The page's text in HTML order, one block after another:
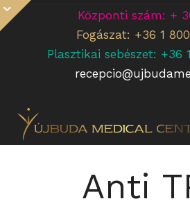
Központi szám: +
Fogászat: +36 1
Plasztikai sebészet:
Anti